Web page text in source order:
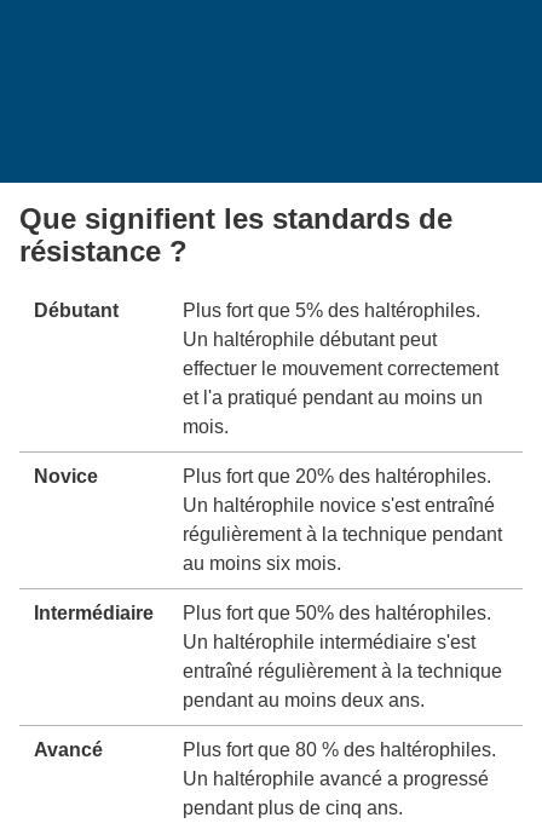
Que signifient les standards de
résistance ?
Débutant
Plus fort que 5% des haltérophiles.
Un haltérophile débutant peut
effectuer le mouvement correctement
et l'a pratiqué pendant au moins un
mois.
Novice
Plus fort que 20% des haltérophiles.
Un haltérophile novice s'est entraîné
régulièrement à la technique pendant
au moins six mois.
Intermédiaire
Plus fort que 50% des haltérophiles.
Un haltérophile intermédiaire s'est
entraîné régulièrement à la technique
pendant au moins deux ans.
Avancé
Plus fort que 80 % des haltérophiles.
Un haltérophile avancé a progressé
pendant plus de cinq ans.